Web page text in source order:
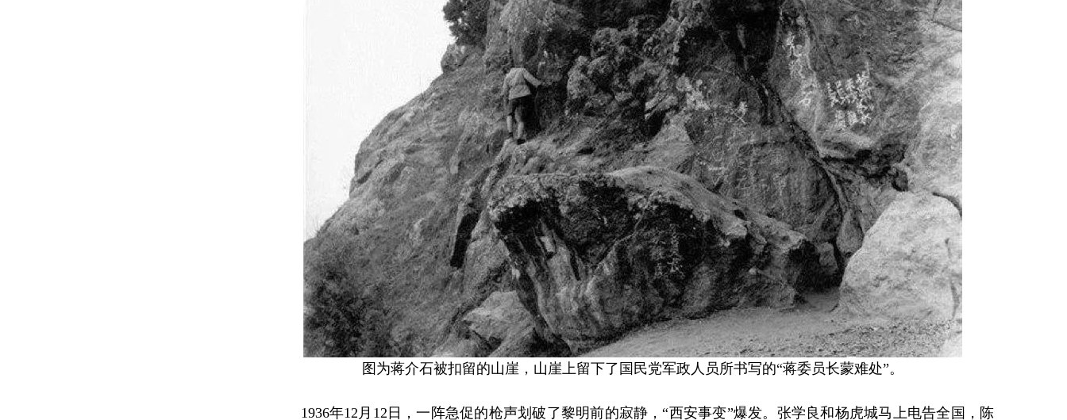
图为蒋介石被扣留的山崖，山崖上留下了国民党军政人员所书写的“蒋委员长蒙难处”。
1936年12月12日，一阵急促的枪声划破了黎明前的寂静，“西安事变”爆发。张学良和杨虎城马上电告全国，陈